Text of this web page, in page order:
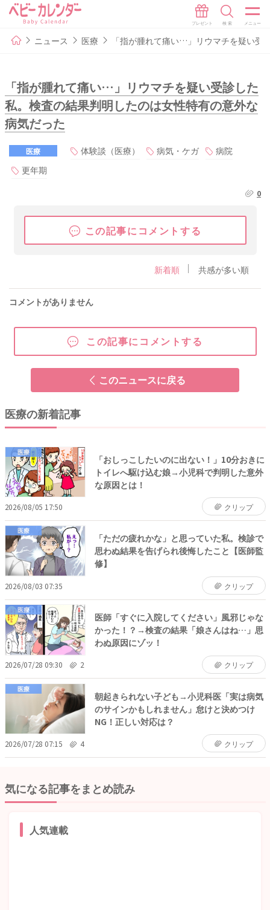
ニュース 医療 「指が腫れて痛い…」リウマチを疑い受
「指が腫れて痛い…」リウマチを疑い受診した
私。検査の結果判明したのは女性特有の意外な
病気だった
医療 体験談（医療） 病気・ケガ
病院
更年期
0
この記事にコメントする
新着順 共感が多い順
コメントがありません
この記事にコメントする
このニュースに戻る
医療の新着記事
医療
「おしっこしたいのに出ない！」10分おきに
トイレへ駆け込む娘→小児科で判明した意外
な原因とは！
2026/08/05 17:50 クリップ
医療
「ただの疲れかな」と思っていた私。検診で
思わぬ結果を告げられ後悔したこと【医師監
修】
2026/08/03 07:35 クリップ
医療
医師「すぐに入院してください」風邪じゃな
かった！？→検査の結果「娘さんはね…」思
わぬ原因にゾッ！
2026/07/28 09:30 2 クリップ
医療
朝起きられない子ども→小児科医「実は病気
のサインかもしれません」怠けと決めつけ
NG！正しい対応は？
2026/07/28 07:15 4 クリップ
気になる記事をまとめ読み
人気連載